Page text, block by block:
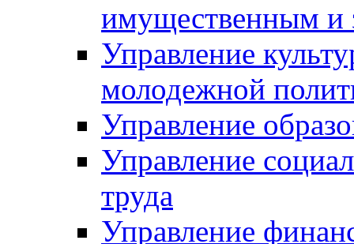
имущественным и
Управление
молодежной
Управление
Управление
труда
Управление